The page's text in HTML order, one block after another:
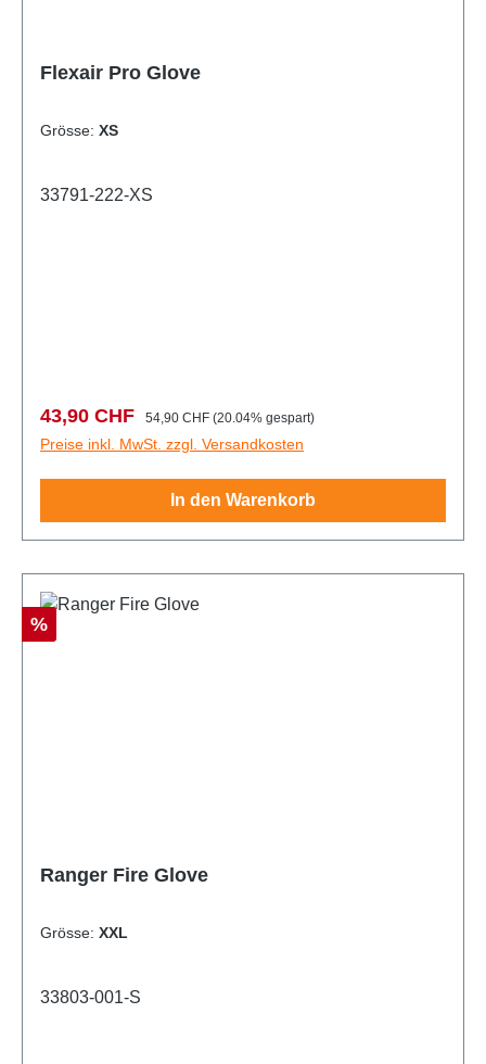
Flexair Pro Glove
Grösse: XS
33791-222-XS
Verkaufspreis:
43,90 CHF Regulärer Preis:
54,90 CHF (20.04% gespart)
Preise inkl. MwSt. zzgl. Versandkosten
In den Warenkorb
Rabatt
%
Ranger Fire Glove
Grösse: XXL
33803-001-S